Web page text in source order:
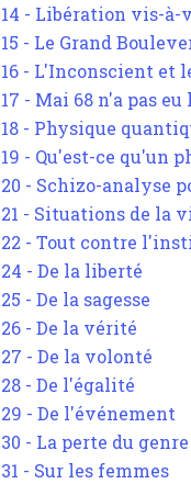
14 - Libération vis-
15 - Le Grand
16 - L'Inconscient et
17 - Mai 68 n'a pas eu
18 - Physique
19 - Qu'est-ce qu'un
20 - Schizo-analyse
21 - Situations de la
22 - Tout contre
24 - De la liberté
25 - De la sagesse
26 - De la vérité
27 - De la volonté
28 - De l'égalité
29 - De l'événement
30 - La perte du genre
31 - Sur les femmes